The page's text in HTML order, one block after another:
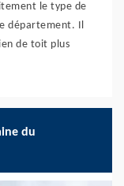
le type de
département. Il
de toit plus
du